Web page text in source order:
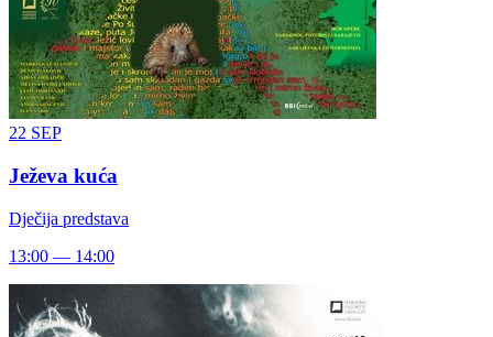
22 SEP
Ježeva kuća
Dječija predstava
13:00 — 14:00